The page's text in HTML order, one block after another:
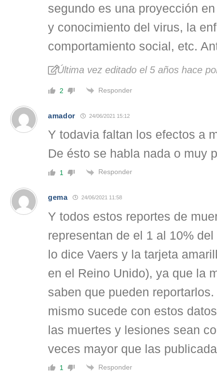
segundo es una proyección
y conocimiento del virus, la
comportamiento social, etc.
Última vez editado el 5 años hace
2 Responder
amador 24/06/2021 15:12
Y todavia faltan los efectos a
De ésto se habla nada o muy
1 Responder
gema 24/06/2021 11:58
Y todos estos reportes de
representan de el 1 al 10%
lo dice Vaers y la tarjeta
en el Reino Unido), ya que la
saben que pueden
mismo sucede con estos
las muertes y lesiones sean
veces mayor que las
1 Responder